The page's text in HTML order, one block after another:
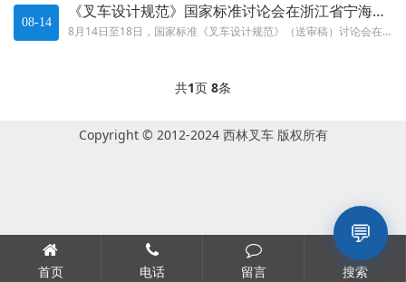
08-14
《叉车设计规范》国家标准讨论会在浙江省宁海县成功召开
8月14日至18日，国家标准《叉车设计规范》（送审稿）讨论会在我县组织召开。会议由如意公司承办，公司电气总工傅敏作为标准...
共1页 8条
Copyright © 2012-2024 西林叉车 版权所有
首页 电话 留言 搜索
💬